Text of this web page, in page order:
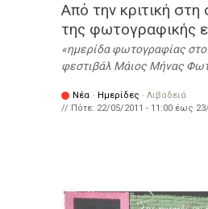
Από την κριτική στη
της φωτογραφικής
ημερίδα φωτογραφίας στο
φεστιβάλ Μάιος Μήνας
Νέα · Ημερίδες · Λιβαδειά
// Πότε: 22/05/2011 - 11:00 έως